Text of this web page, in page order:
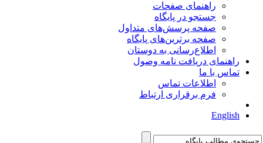
راهنمای صفحات
جستجو در پایگاه
صفحه پرسش‌های متداول
صفحه برترین‌های پایگاه
اطلاع‌رسانی به دوستان
راهنمای دریافت نامه وصول
تماس با ما
اطلاعات تماس
فرم برقراری ارتباط
English